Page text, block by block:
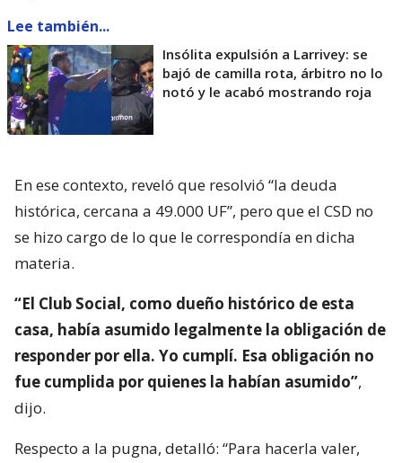
Lee también...
Insólita expulsión a Larrivey: se
bajó de camilla rota, árbitro no lo
notó y le acabó mostrando roja
En ese contexto, reveló que resolvió “la deuda
histórica, cercana a 49.000 UF”, pero que el CSD no
se hizo cargo de lo que le correspondía en dicha
materia.
“El Club Social, como dueño histórico de esta
casa, había asumido legalmente la obligación de
responder por ella. Yo cumplí. Esa obligación no
fue cumplida por quienes la habían asumido”,
dijo.
Respecto a la pugna, detalló: “Para hacerla valer,